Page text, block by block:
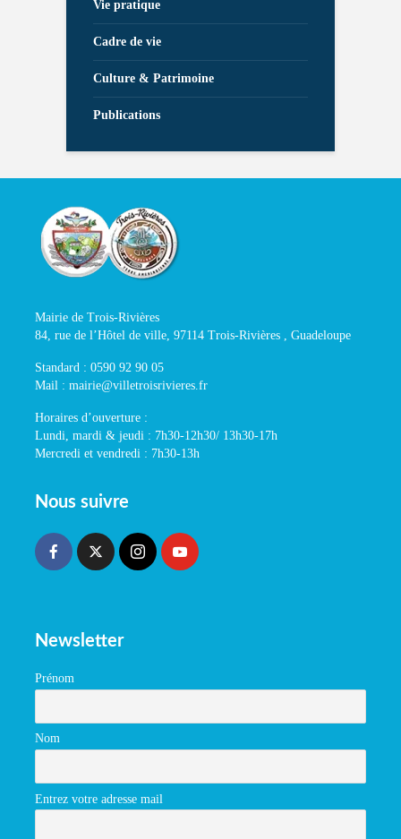
Vie pratique
Cadre de vie
Culture & Patrimoine
Publications
Mairie de Trois-Rivières
84, rue de l’Hôtel de ville, 97114 Trois-Rivières , Guadeloupe
Standard : 0590 92 90 05
Mail : mairie@villetroisrivieres.fr
Horaires d’ouverture :
Lundi, mardi & jeudi : 7h30-12h30/ 13h30-17h
Mercredi et vendredi : 7h30-13h
Nous suivre
Newsletter
Prénom
Nom
Entrez votre adresse mail